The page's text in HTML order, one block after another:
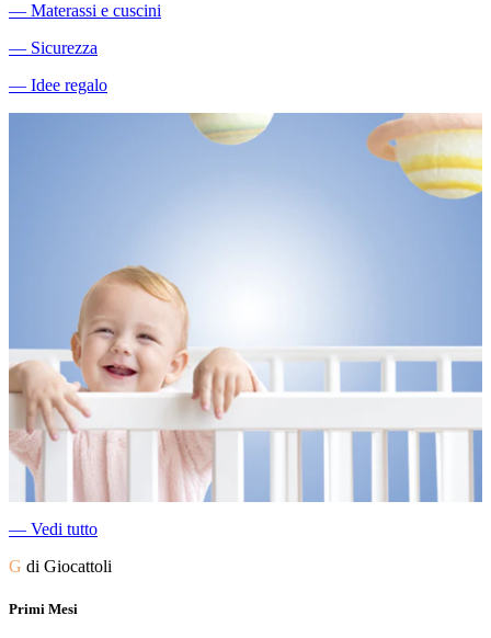
― Materassi e cuscini
― Sicurezza
― Idee regalo
― Vedi tutto
G di Giocattoli
Primi Mesi